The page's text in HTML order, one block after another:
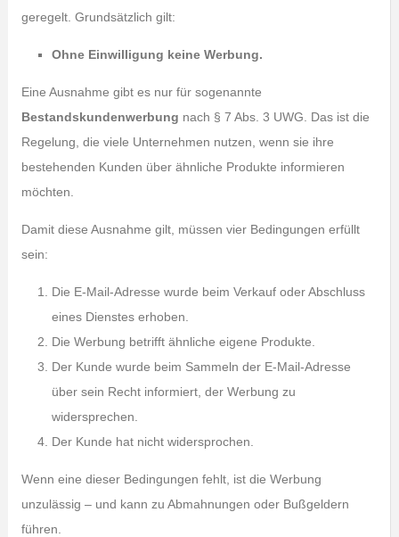
geregelt. Grundsätzlich gilt:
Ohne Einwilligung keine Werbung.
Eine Ausnahme gibt es nur für sogenannte
Bestandskundenwerbung nach § 7 Abs. 3 UWG. Das ist die
Regelung, die viele Unternehmen nutzen, wenn sie ihre
bestehenden Kunden über ähnliche Produkte informieren
möchten.
Damit diese Ausnahme gilt, müssen vier Bedingungen erfüllt
sein:
Die E-Mail-Adresse wurde beim Verkauf oder Abschluss
eines Dienstes erhoben.
Die Werbung betrifft ähnliche eigene Produkte.
Der Kunde wurde beim Sammeln der E-Mail-Adresse
über sein Recht informiert, der Werbung zu
widersprechen.
Der Kunde hat nicht widersprochen.
Wenn eine dieser Bedingungen fehlt, ist die Werbung
unzulässig – und kann zu Abmahnungen oder Bußgeldern
führen.